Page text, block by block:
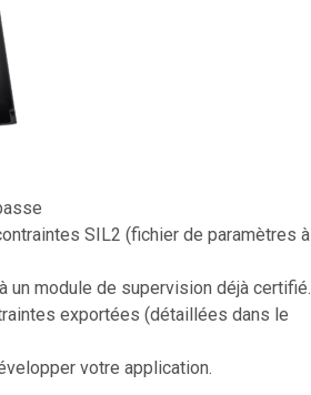
SIL2 (fichier de paramètres à
module de supervision déjà certifié.
exportées (détaillées dans le
votre application.